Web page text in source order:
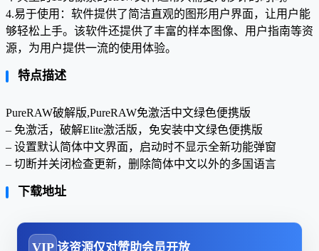
4.易于使用：软件提供了简洁直观的图形用户界面，让用户能
够轻松上手。该软件还提供了丰富的样本图像、用户指南等资
源，为用户提供一流的使用体验。
特点描述
PureRAW破解版,PureRAW免激活中文绿色便携版
– 免激活，破解Elite激活版，免安装中文绿色便携版
– 设置默认简体中文界面，启动时不显示全新功能弹窗
– 切断并关闭检查更新，删除简体中文以外的多国语言
下载地址
VIP 该资源仅对赞助会员开放